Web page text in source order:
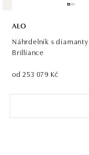
ALO
dnes
Einsteinova 18,
ALO
Náhrdelník s
Brilliance
od 253 079 Kč